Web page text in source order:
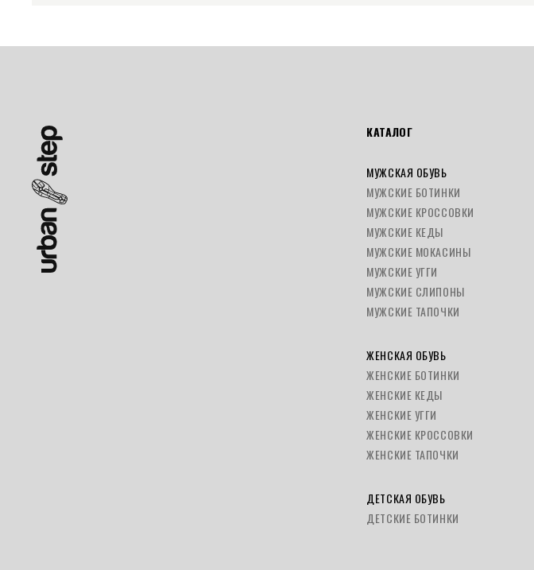
КАТАЛОГ
МУЖСКАЯ ОБУВЬ
МУЖСКИЕ БОТИНКИ
МУЖСКИЕ КРОССОВКИ
МУЖСКИЕ КЕДЫ
МУЖСКИЕ МОКАСИНЫ
МУЖСКИЕ УГГИ
МУЖСКИЕ СЛИПОНЫ
МУЖСКИЕ ТАПОЧКИ
ЖЕНСКАЯ ОБУВЬ
ЖЕНСКИЕ БОТИНКИ
ЖЕНСКИЕ КЕДЫ
ЖЕНСКИЕ УГГИ
ЖЕНСКИЕ КРОССОВКИ
ЖЕНСКИЕ ТАПОЧКИ
ДЕТСКАЯ ОБУВЬ
ДЕТСКИЕ БОТИНКИ